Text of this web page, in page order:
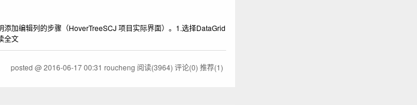
加编辑列的步骤（HoverTreeSCJ 项目实际界面）。1.选择DataGrid
全文
posted @2016-06-17 00:31 roucheng 阅读(3964) 评论(0) 推荐(1)